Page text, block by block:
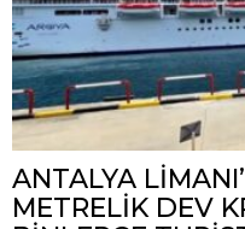
ANTALYA
METRELİK DEV